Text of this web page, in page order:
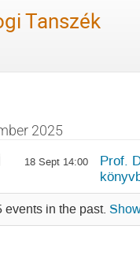
Tanszék
2025
18 Sept 14:00
Prof.
events in the past.